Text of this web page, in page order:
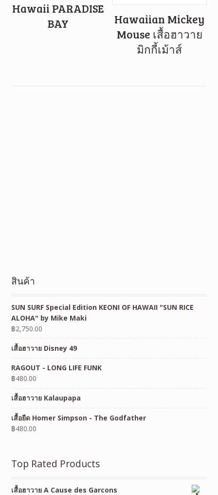
Hawaii PARADISE
BAY
Hawaiian Mickey
Mouse เสื้อฮาวาย
มิกกี้เม้าส์
สินค้า
SUN SURF Special Edition KEONI OF HAWAII "SUN RICE
ALOHA" by Mike Maki
฿2,750.00
เสื้อฮาวาย Disney 49
RAGOUT - LONG LIFE FUNK
฿480.00
เสื้อฮาวาย Kalaupapa
เสื้อยืด Homer Simpson - The Godfather
฿480.00
Top Rated Products
เสื้อฮาวาย A Cause des Garcons